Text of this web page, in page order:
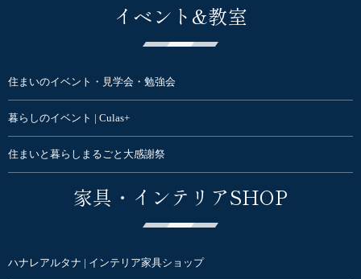
イベント&教室
住まいのイベント・見学会・勉強会
暮らしのイベント | Culas+
住まいと暮らしまるごと大感謝祭
家具・インテリアSHOP
ハナレアルタナ | インテリア家具ショップ